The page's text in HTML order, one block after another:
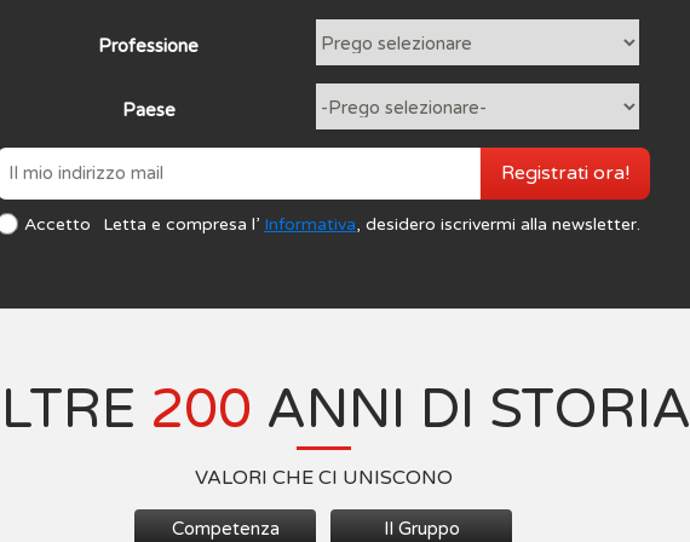
Professione
Paese
Accetto Letta e compresa l’ Informativa, desidero iscrivermi alla newsletter.
Registrati ora!
200 ANNI DI STORIA
VALORI CHE CI UNISCONO
Competenza Il Gruppo